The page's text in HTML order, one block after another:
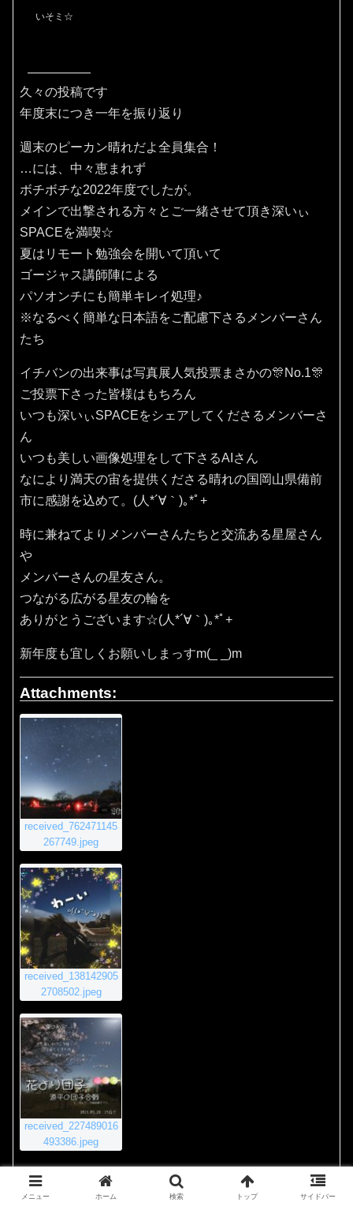
いそミ☆
久々の投稿です
年度末につき一年を振り返り
週末のピーカン晴れだよ全員集合！
…には、中々恵まれず
ボチボチな2022年度でしたが。
メインで出撃される方々とご一緒させて頂き深いぃ
SPACEを満喫☆
夏はリモート勉強会を開いて頂いて
ゴージャス講師陣による
パソオンチにも簡単キレイ処理♪
※なるべく簡単な日本語をご配慮下さるメンバーさん
たち
イチバンの出来事は写真展人気投票まさかの🎊No.1🎊
ご投票下さった皆様はもちろん
いつも深いぃSPACEをシェアしてくださるメンバーさ
ん
いつも美しい画像処理をして下さるAIさん
なにより満天の宙を提供くださる晴れの国岡山県備前
市に感謝を込めて。(⁠人⁠*⁠´⁠∀⁠｀⁠)⁠｡⁠*ﾟ⁠+
時に兼ねてよりメンバーさんたちと交流ある星屋さん
や
メンバーさんの星友さん。
つながる広がる星友の輪を
ありがとうございます☆(⁠人⁠*⁠´⁠∀⁠｀⁠)⁠｡⁠*ﾟ⁠+
新年度も宜しくお願いしまっすm(_ _)m
Attachments:
received_762471145
267749.jpeg
received_138142905
2708502.jpeg
received_227489016
493386.jpeg
2020年11月23日 8:55 PM #4011
メニュー ホーム 検索 トップ サイドバー